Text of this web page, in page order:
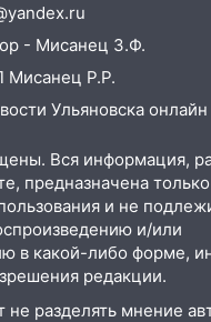
на питбайке
пострадали
при
летний водитель
пятая женщина
в мире
врач рассказал,
- Мисанец З.Ф.
Мисанец Р.Р.
Ульяновска онлайн
Вся информация,
предназначена
и не
и/или
в какой-либо форме,
редакции.
разделять мнение